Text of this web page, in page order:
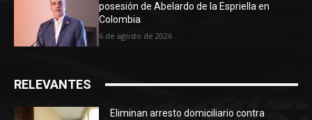
posesión de Abelardo de la Espriella en
Colombia
6 de agosto de 2026
RELEVANTES
Eliminan arresto domiciliario contra